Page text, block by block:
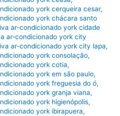
york cerqueira cesar,
york chácara santo
ar-condicionado york cidade
ar-condicionado york city
ar-condicionado york city lapa,
york consolação,
york cotia,
york em são paulo,
york freguesia do ó,
york granja viana,
york higienópolis,
york ibirapuera,